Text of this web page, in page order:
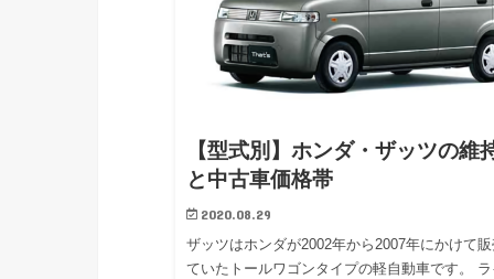
【型式別】ホンダ・ザッツの維
と中古車価格帯
2020.08.29
ザッツはホンダが2002年から2007年にかけて販
ていたトールワゴンタイプの軽自動車です。 ラ